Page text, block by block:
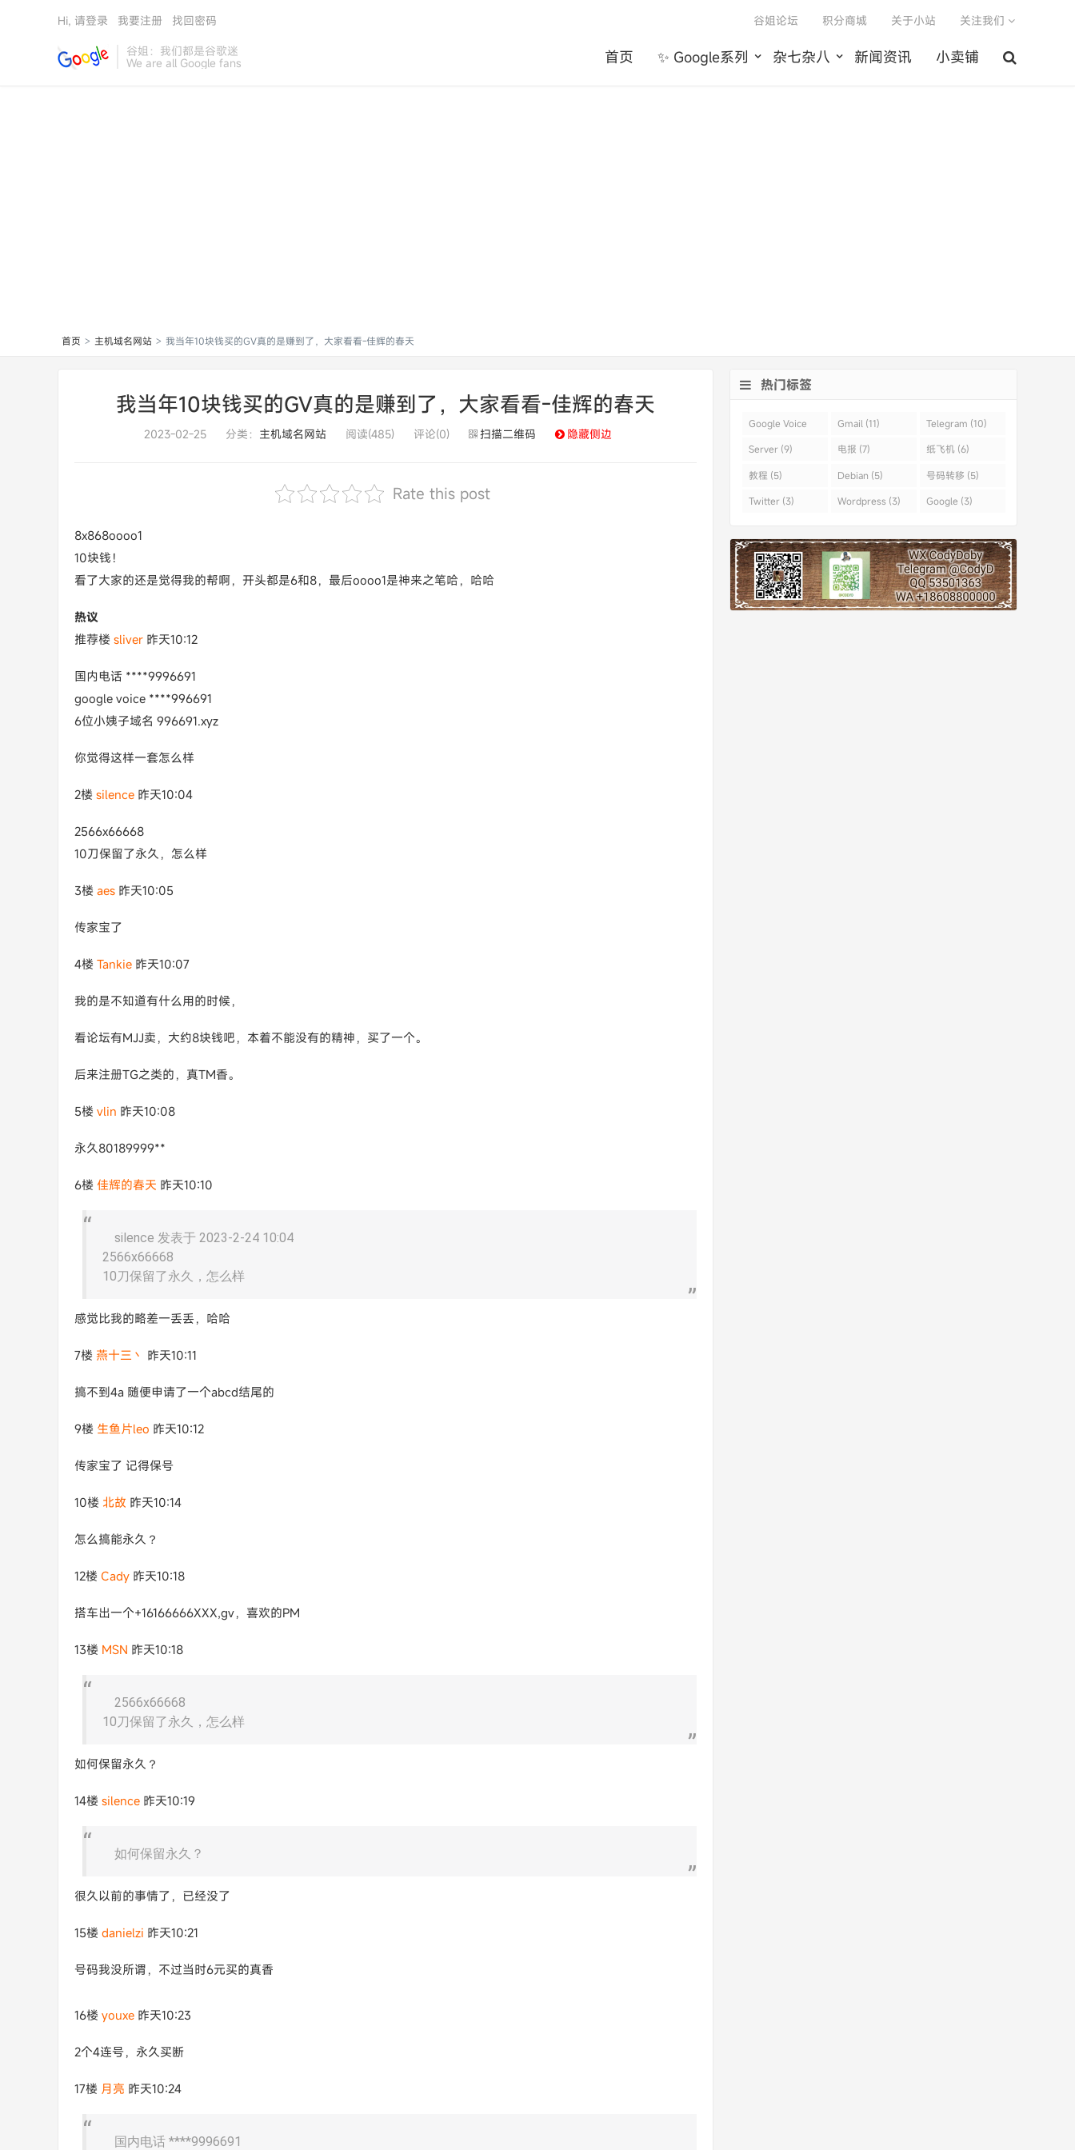
谷姐：我们都是谷歌迷
We are all Google fans 首页 ✨ Google系列 杂七杂八 新闻资讯 小卖铺
谷姐论坛 积分商城 关于小站 关注我们
Hi, 请登录 我要注册 找回密码
首页 > 主机域名网站 > 我当年10块钱买的GV真的是赚到了，大家看看-佳辉的春天
我当年10块钱买的GV真的是赚到了，大家看看-佳辉的春天
2023-02-25 分类： 主机域名网站 阅读(485) 评论(0) 扫描二维码 隐藏侧边
Rate this post
8x868oooo1
10块钱！
看了大家的还是觉得我的帮啊，开头都是6和8，最后oooo1是神来之笔哈，哈哈
热议
推荐楼 sliver 昨天10:12
国内电话 ****9996691
google voice ****996691
6位小姨子域名 996691.xyz
你觉得这样一套怎么样
2楼 silence 昨天10:04
2566x66668
10刀保留了永久，怎么样
3楼 aes 昨天10:05
传家宝了
4楼 Tankie 昨天10:07
我的是不知道有什么用的时候，
看论坛有MJJ卖，大约8块钱吧，本着不能没有的精神，买了一个。
后来注册TG之类的，真TM香。
5楼 vlin 昨天10:08
永久80189999**
6楼 佳辉的春天 昨天10:10
silence 发表于 2023-2-24 10:04
2566x66668
10刀保留了永久，怎么样
感觉比我的略差一丢丢，哈哈
7楼 燕十三丶 昨天10:11
搞不到4a 随便申请了一个abcd结尾的
9楼 生鱼片leo 昨天10:12
传家宝了 记得保号
10楼 北故 昨天10:14
怎么搞能永久？
12楼 Cady 昨天10:18
搭车出一个+16166666XXX,gv，喜欢的PM
13楼 MSN 昨天10:18
2566x66668
10刀保留了永久，怎么样
如何保留永久？
14楼 silence 昨天10:19
如何保留永久？
很久以前的事情了，已经没了
15楼 danielzi 昨天10:21
号码我没所谓，不过当时6元买的真香
16楼 youxe 昨天10:23
2个4连号，永久买断
17楼 月亮 昨天10:24
国内电话 ****9996691
热门标签
Google Voice
(43)
Gmail (11) Telegram (10)
Server (9) 电报 (7) 纸飞机 (6)
教程 (5) Debian (5) 号码转移 (5)
Twitter (3) Wordpress (3) Google (3)